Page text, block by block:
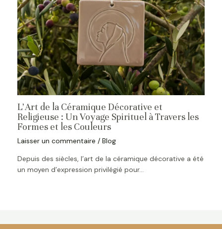
L’Art de la Céramique Décorative et
Religieuse : Un Voyage Spirituel à Travers les
Formes et les Couleurs
Laisser un commentaire / Blog
Depuis des siècles, l’art de la céramique décorative a été
un moyen d’expression privilégié pour…